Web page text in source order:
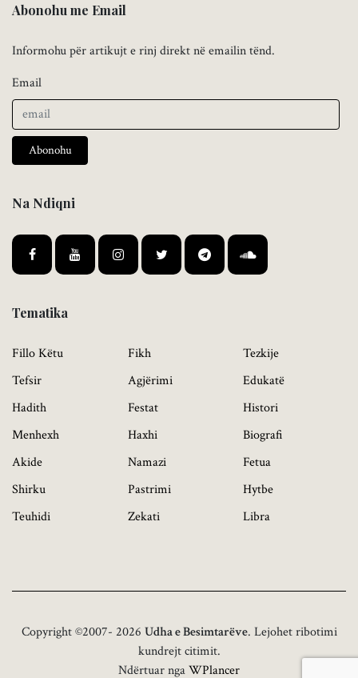
Abonohu me Email
Informohu për artikujt e rinj direkt në emailin tënd.
Email
Abonohu
Na Ndiqni
Tematika
Fillo Këtu
Tefsir
Hadith
Menhexh
Akide
Shirku
Teuhidi
Fikh
Agjërimi
Festat
Haxhi
Namazi
Pastrimi
Zekati
Tezkije
Edukatë
Histori
Biografi
Fetua
Hytbe
Libra
Copyright ©2007- 2026 Udha e Besimtarëve. Lejohet ribotimi
kundrejt citimit.
Ndërtuar ngaWPlancer